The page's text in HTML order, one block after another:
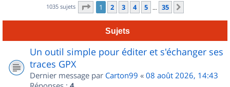
1035 sujets Page 1sur
1 2 3 4 5 … 35
Sujets
Un outil simple pour éditer et s'échanger ses
traces GPX
Dernier message par Carton99 « 08 août 2026, 14:43